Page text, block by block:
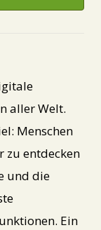
aller Welt.
Menschen
zu entdecken
und die
Ein